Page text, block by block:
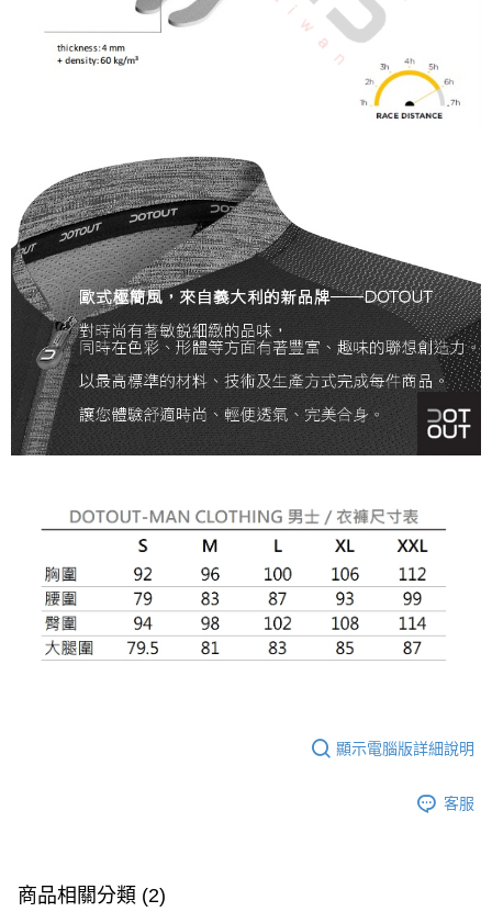
顯示電腦版詳細說明
客服
商品相關分類 (2)